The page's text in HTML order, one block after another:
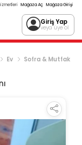
Mağaza Aç Mağaza Girişi
Giriş Yap
veya üye ol
Ev Sofra & Mutfak